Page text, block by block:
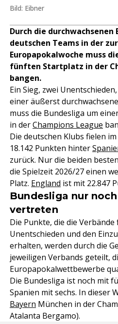
Bild: Eibner
Durch die durchwachsenen
deutschen Teams in der
Europapokalwoche muss
fünften Startplatz in der
bangen.
Ein Sieg, zwei
einer äußerst
muss die Bundesliga um
in derChampions League
Die deutschen Klubs fielen
18.142 Punkten hinter
zurück. Nur die beiden
die Spielzeit 2026/27 einen
Platz. England ist mit 22.847
Bundesliga nur
vertreten
Die Punkte, die die Verbände
Unentschieden und den
erhalten, werden durch die
jeweiligen Verbands geteilt,
Europapokalwettbewerbe
Die Bundesliga ist noch mit
Spanien mit sechs. In dieser
Bayern München in der
Atalanta Bergamo).